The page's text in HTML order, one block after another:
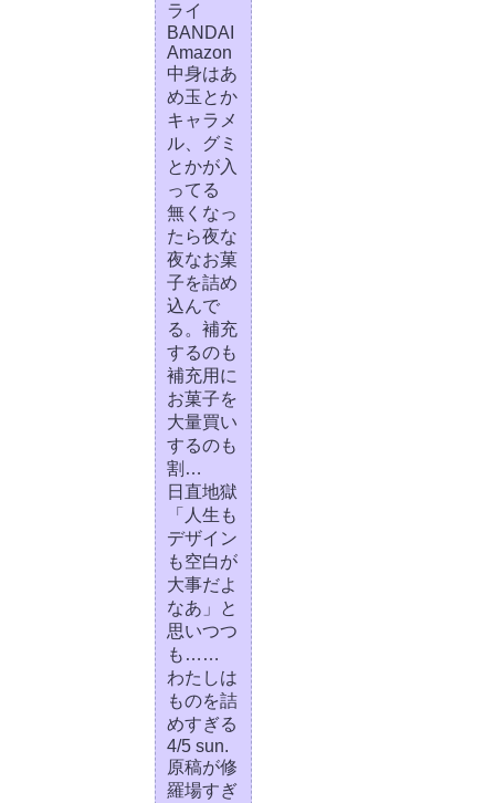
ライ
BANDAI
Amazon
中身はあ
め玉とか
キャラメ
ル、グミ
とかが入
ってる
無くなっ
たら夜な
夜なお菓
子を詰め
込んで
る。補充
するのも
補充用に
お菓子を
大量買い
するのも
割…
日直地獄
「人生も
デザイン
も空白が
大事だよ
なあ」と
思いつつ
も……
わたしは
ものを詰
めすぎる
4/5 sun.
原稿が修
羅場すぎ